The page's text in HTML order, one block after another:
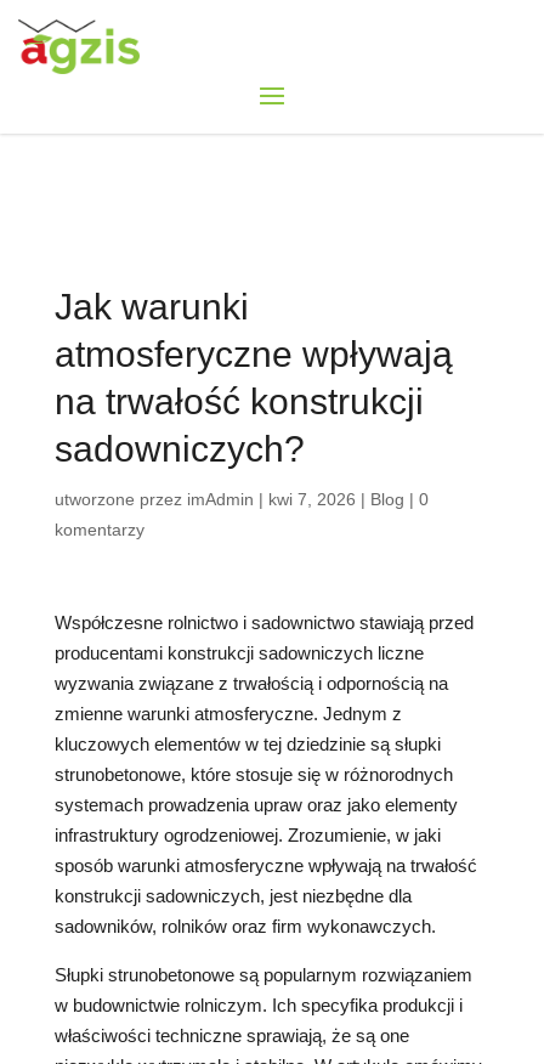
Jak warunki
atmosferyczne wpływają
na trwałość konstrukcji
sadowniczych?
utworzone przez imAdmin | kwi 7, 2026 | Blog | 0
komentarzy
Współczesne rolnictwo i sadownictwo stawiają przed
producentami konstrukcji sadowniczych liczne
wyzwania związane z trwałością i odpornością na
zmienne warunki atmosferyczne. Jednym z
kluczowych elementów w tej dziedzinie są słupki
strunobetonowe, które stosuje się w różnorodnych
systemach prowadzenia upraw oraz jako elementy
infrastruktury ogrodzeniowej. Zrozumienie, w jaki
sposób warunki atmosferyczne wpływają na trwałość
konstrukcji sadowniczych, jest niezbędne dla
sadowników, rolników oraz firm wykonawczych.
Słupki strunobetonowe są popularnym rozwiązaniem
w budownictwie rolniczym. Ich specyfika produkcji i
właściwości techniczne sprawiają, że są one